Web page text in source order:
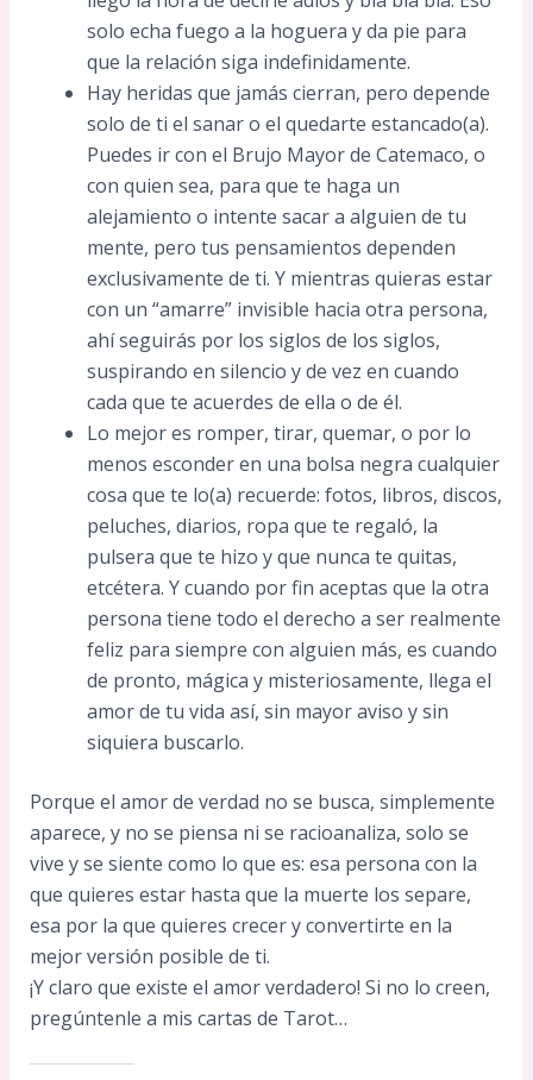
solo echa fuego a la hoguera y da pie para
que la relación siga indefinidamente.
Hay heridas que jamás cierran, pero depende
solo de ti el sanar o el quedarte estancado(a).
Puedes ir con el Brujo Mayor de Catemaco, o
con quien sea, para que te haga un
alejamiento o intente sacar a alguien de tu
mente, pero tus pensamientos dependen
exclusivamente de ti. Y mientras quieras estar
con un “amarre” invisible hacia otra persona,
ahí seguirás por los siglos de los siglos,
suspirando en silencio y de vez en cuando
cada que te acuerdes de ella o de él.
Lo mejor es romper, tirar, quemar, o por lo
menos esconder en una bolsa negra cualquier
cosa que te lo(a) recuerde: fotos, libros, discos,
peluches, diarios, ropa que te regaló, la
pulsera que te hizo y que nunca te quitas,
etcétera. Y cuando por fin aceptas que la otra
persona tiene todo el derecho a ser realmente
feliz para siempre con alguien más, es cuando
de pronto, mágica y misteriosamente, llega el
amor de tu vida así, sin mayor aviso y sin
siquiera buscarlo.
Porque el amor de verdad no se busca, simplemente
aparece, y no se piensa ni se racioanaliza, solo se
vive y se siente como lo que es: esa persona con la
que quieres estar hasta que la muerte los separe,
esa por la que quieres crecer y convertirte en la
mejor versión posible de ti.
¡Y claro que existe el amor verdadero! Si no lo creen,
pregúntenle a mis cartas de Tarot…